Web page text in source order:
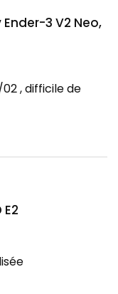
3 V2 Neo,
, difficile de